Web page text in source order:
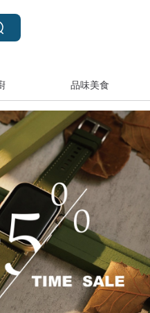
品味美食